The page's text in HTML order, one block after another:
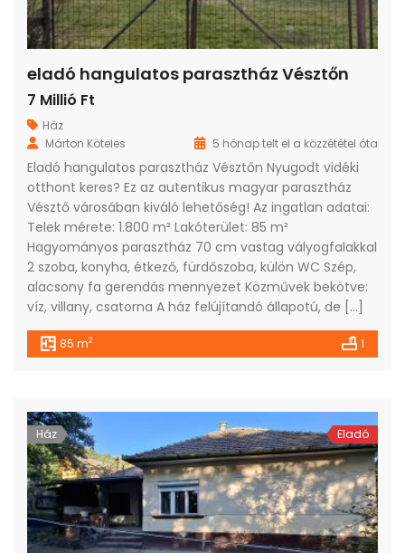
eladó hangulatos parasztház Vésztőn
7 Millió Ft
Ház
Márton Köteles
5 hónap telt el a közzététel óta
Eladó hangulatos parasztház Vésztőn Nyugodt vidéki
otthont keres? Ez az autentikus magyar parasztház
Vésztő városában kiváló lehetőség! Az ingatlan adatai:
Telek mérete: 1.800 m² Lakóterület: 85 m²
Hagyományos parasztház 70 cm vastag vályogfalakkal
2 szoba, konyha, étkező, fürdőszoba, külön WC Szép,
alacsony fa gerendás mennyezet Közművek bekötve:
víz, villany, csatorna A ház felújítandó állapotú, de […]
85 m2 1
Ház Eladó